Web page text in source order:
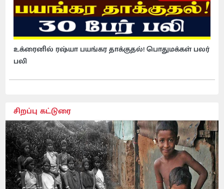
உக்ரைனில் ரஷ்யா பயங்கர தாக்குதல்! பொதுமக்கள் பலர்
பலி
சிறப்பு கட்டுரை